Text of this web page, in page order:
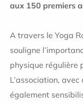
aux 150 premiers
A travers le Yoga
souligne
physique régulière
L’association,
également